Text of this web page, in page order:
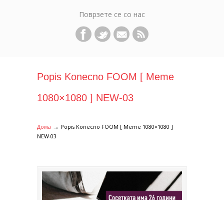
Поврзете се со нас
Popis Konecno FOOM [ Meme
1080×1080 ] NEW-03
Дома → Popis Konecno FOOM [ Meme 1080×1080 ]
NEW-03